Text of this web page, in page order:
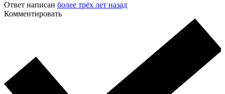
Ответ написан более трёх лет назад
Комментировать